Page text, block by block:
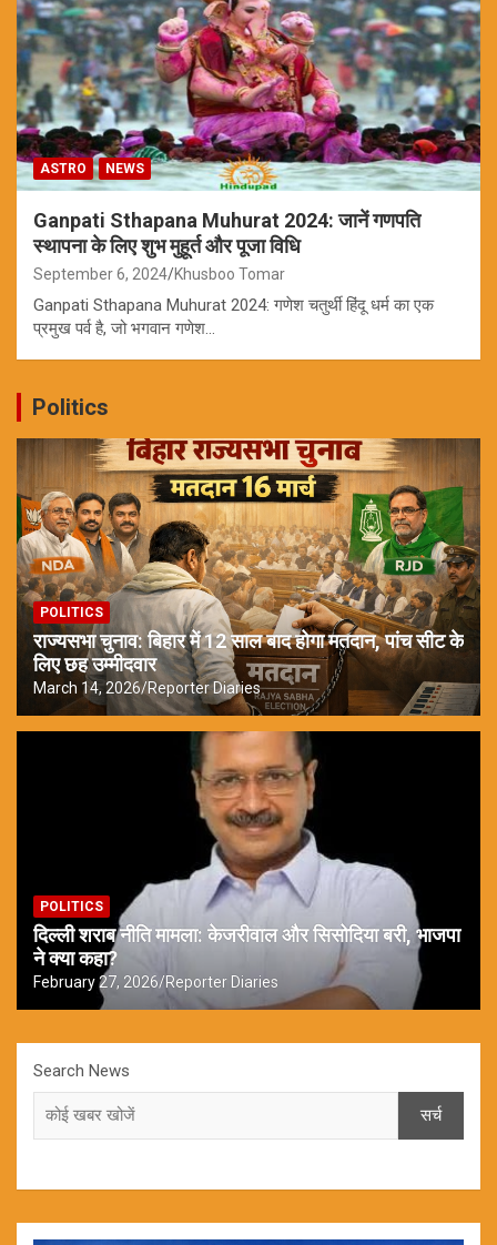
ASTRO NEWS
Ganpati Sthapana Muhurat 2024: जानें गणपति
स्थापना के लिए शुभ मुहूर्त और पूजा विधि
September 6, 2024 Khusboo Tomar
Ganpati Sthapana Muhurat 2024: गणेश चतुर्थी हिंदू धर्म का एक
प्रमुख पर्व है, जो भगवान गणेश…
Politics
POLITICS
राज्यसभा चुनाव: बिहार में 12 साल बाद होगा मतदान, पांच सीट के
लिए छह उम्मीदवार
March 14, 2026 Reporter Diaries
POLITICS
दिल्ली शराब नीति मामला: केजरीवाल और सिसोदिया बरी, भाजपा
ने क्या कहा?
February 27, 2026 Reporter Diaries
Search News
सर्च